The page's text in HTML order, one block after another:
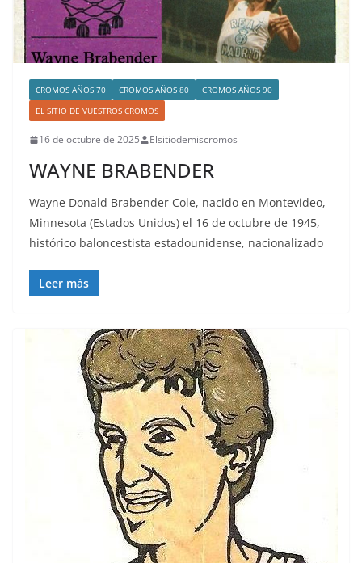
CROMOS AÑOS 70 CROMOS AÑOS 80
CROMOS AÑOS 90
EL SITIO DE VUESTROS CROMOS
16 de octubre de 2025 Elsitiodemiscromos
WAYNE BRABENDER
Wayne Donald Brabender Cole, nacido en Montevideo,
Minnesota (Estados Unidos) el 16 de octubre de 1945,
histórico baloncestista estadounidense, nacionalizado
Leer más